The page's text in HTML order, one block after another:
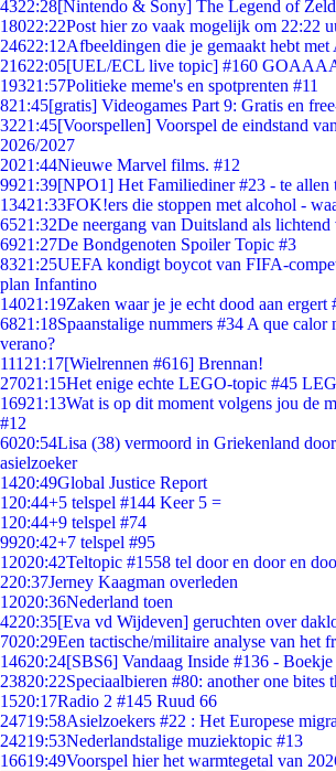
4322:28[Nintendo & Sony] The Legend of
18022:22Post hier zo vaak mogelijk om 22:22
24622:12Afbeeldingen die je gemaakt hebt met
21622:05[UEL/ECL live topic] #160
19321:57Politieke meme's en spotprenten #11
821:45[gratis] Videogames Part 9: Gratis en
3221:45[Voorspellen] Voorspel de eindstand
2026/2027
2021:44Nieuwe Marvel films. #12
9921:39[NPO1] Het Familiediner #23 - te allen
13421:33FOK!ers die stoppen met alcohol -
6521:32De neergang van Duitsland als
6921:27De Bondgenoten Spoiler Topic #3
8321:25UEFA kondigt boycot van FIFA-
plan Infantino
14021:19Zaken waar je je echt dood aan ergert
6821:18Spaanstalige nummers #34 A que calor
verano?
111 21:17[Wielrennen #616] Brennan!
27021:15Het enige echte LEGO-topic #45
16921:13Wat is op dit moment volgens jou de
#12
6020:54Lisa (38) vermoord in Griekenland
asielzoeker
1420:49Global Justice Report
1 20:44+5 telspel #144 Keer 5 =
1 20:44+9 telspel #74
9920:42+7 telspel #95
12020:42Teltopic #1558 tel door en door en
220:37Jerney Kaagman overleden
12020:36Nederland toen
4220:35[Eva vd Wijdeven] geruchten over
7020:29Een tactische/militaire analyse van het
14620:24[SBS6] Vandaag Inside #136 -
23820:22Speciaalbieren #80: another one bites
1520:17Radio 2 #145 Ruud 66
24719:58Asielzoekers #22 : Het Europese
24219:53Nederlandstalige muziektopic #13
16619:49Voorspel hier het warmtegetal van